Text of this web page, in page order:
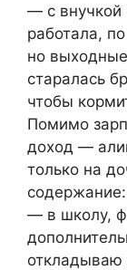
— с
работала,
но
старалась
чтобы
Помимо
доход —
только на
— в школу,